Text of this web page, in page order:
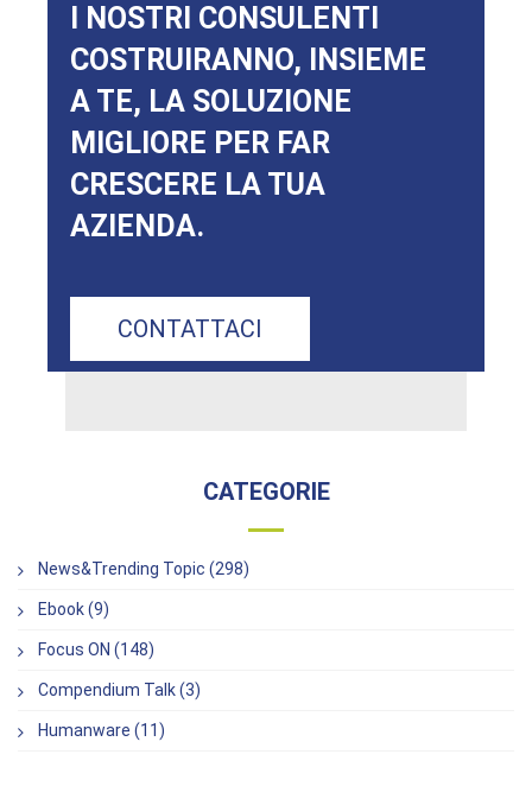
I NOSTRI CONSULENTI
COSTRUIRANNO, INSIEME
A TE, LA SOLUZIONE
MIGLIORE PER FAR
CRESCERE LA TUA
AZIENDA.
CONTATTACI
CATEGORIE
News&Trending Topic (298)
Ebook (9)
Focus ON (148)
Compendium Talk (3)
Humanware (11)